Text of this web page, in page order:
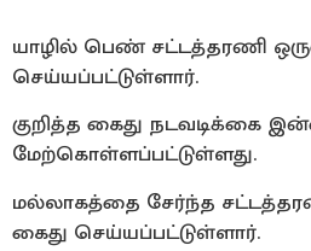
யாழில் பெண் சட்டத்தரணி
செய்யப்பட்டுள்ளார்.
குறித்த கைது நடவடிக்கை
மேற்கொள்ளப்பட்டுள்ளது.
மல்லாகத்தை சேர்ந்த
கைது செய்யப்பட்டுள்ளார்.